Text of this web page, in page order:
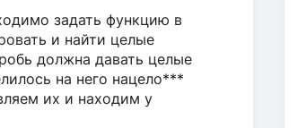
задать функцию в
и найти целые
должна давать целые
на него нацело***
их и находим y